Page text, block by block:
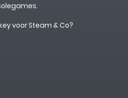
voor Steam & Co?